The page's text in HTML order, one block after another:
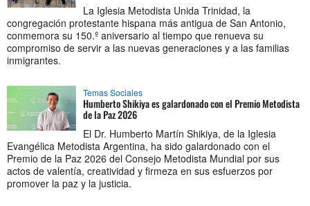
La Iglesia Metodista Unida Trinidad, la
congregación protestante hispana más antigua de San Antonio,
conmemora su 150.º aniversario al tiempo que renueva su
compromiso de servir a las nuevas generaciones y a las familias
inmigrantes.
Temas Sociales
Humberto Shikiya es galardonado con el Premio Metodista
de la Paz 2026
El Dr. Humberto Martín Shikiya, de la Iglesia
Evangélica Metodista Argentina, ha sido galardonado con el
Premio de la Paz 2026 del Consejo Metodista Mundial por sus
actos de valentía, creatividad y firmeza en sus esfuerzos por
promover la paz y la justicia.